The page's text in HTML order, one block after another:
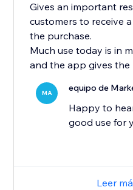
Gives an important
customers to receive
the purchase.
Much use today is in
and the app gives the
MA equipo de
Happy to
good use for
Leer